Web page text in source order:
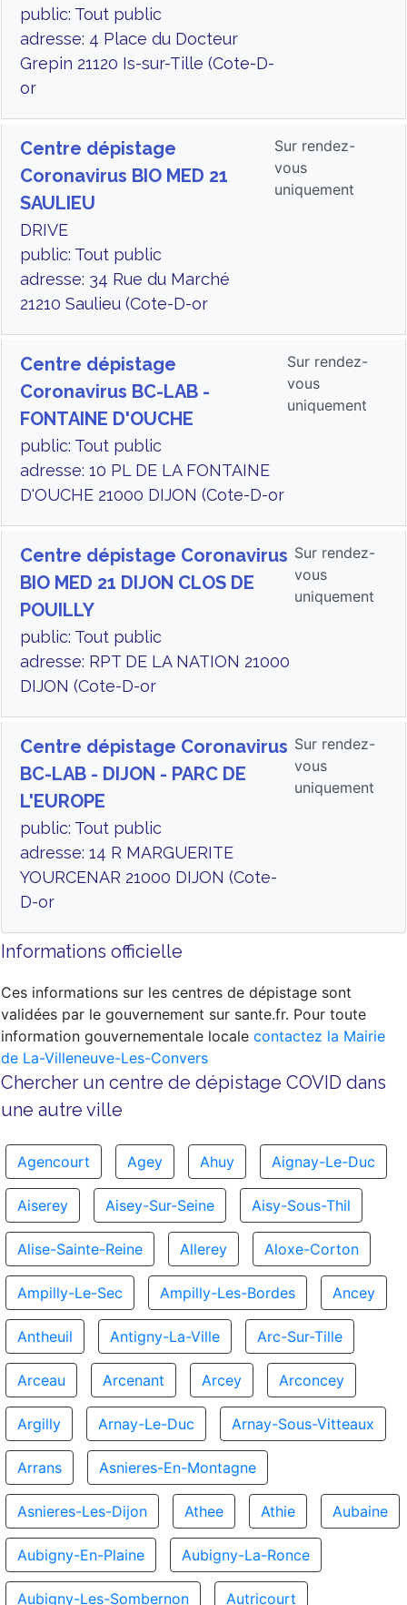
public: Tout public
adresse: 4 Place du Docteur
Grepin 21120 Is-sur-Tille (Cote-D-
or
Centre dépistage
Coronavirus BIO MED 21
SAULIEU
DRIVE
public: Tout public
adresse: 34 Rue du Marché
21210 Saulieu (Cote-D-or
Sur rendez-
vous
uniquement
Centre dépistage
Coronavirus BC-LAB -
FONTAINE D'OUCHE
public: Tout public
adresse: 10 PL DE LA FONTAINE
D'OUCHE 21000 DIJON (Cote-D-or
Sur rendez-
vous
uniquement
Centre dépistage Coronavirus
BIO MED 21 DIJON CLOS DE
POUILLY
public: Tout public
adresse: RPT DE LA NATION 21000
DIJON (Cote-D-or
Sur rendez-
vous
uniquement
Centre dépistage Coronavirus
BC-LAB - DIJON - PARC DE
L'EUROPE
public: Tout public
adresse: 14 R MARGUERITE
YOURCENAR 21000 DIJON (Cote-
D-or
Sur rendez-
vous
uniquement
Informations officielle
Ces informations sur les centres de dépistage sont
validées par le gouvernement sur sante.fr. Pour toute
information gouvernementale locale contactez la Mairie
de La-Villeneuve-Les-Convers
Chercher un centre de dépistage COVID dans
une autre ville
Agencourt Agey Ahuy Aignay-Le-Duc
Aiserey Aisey-Sur-Seine Aisy-Sous-Thil
Alise-Sainte-Reine Allerey Aloxe-Corton
Ampilly-Le-Sec Ampilly-Les-Bordes Ancey
Antheuil Antigny-La-Ville Arc-Sur-Tille
Arceau Arcenant Arcey Arconcey
Argilly Arnay-Le-Duc Arnay-Sous-Vitteaux
Arrans Asnieres-En-Montagne
Asnieres-Les-Dijon Athee Athie Aubaine
Aubigny-En-Plaine Aubigny-La-Ronce
Aubigny-Les-Sombernon Autricourt